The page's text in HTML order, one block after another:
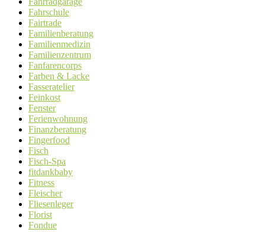
Fahrschule
Fairtrade
Familienberatung
Familienmedizin
Familienzentrum
Fanfarencorps
Farben & Lacke
Fasseratelier
Feinkost
Fenster
Ferienwohnung
Finanzberatung
Fingerfood
Fisch
Fisch-Spa
fitdankbaby
Fitness
Fleischer
Fliesenleger
Florist
Fondue